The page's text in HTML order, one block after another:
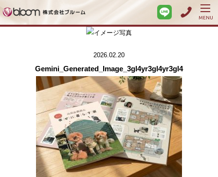
MENU
2026.02.20
Gemini_Generated_Image_3gl4yr3gl4yr3gl4